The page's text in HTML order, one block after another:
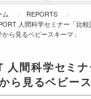
ム
REPORTS
人間科学セミナー「比較
から見るベビースキーマ」
人間科学セミ
ら見るベビース